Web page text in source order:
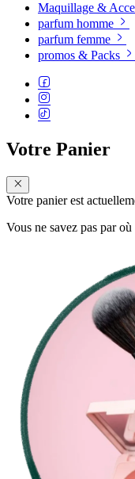
Maquillage &
parfum homme
parfum femme
promos & Packs
Votre Panier
Votre panier est
Vous ne savez pas par